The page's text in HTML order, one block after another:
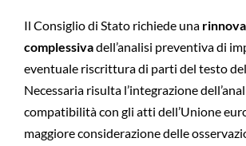
Il Consiglio di Stato richiede una
complessivadell’analisi preventiva di
eventuale riscrittura di parti del testo
Necessaria risulta l’integrazione
compatibilità con gli atti dell’Unione
maggiore considerazione delle